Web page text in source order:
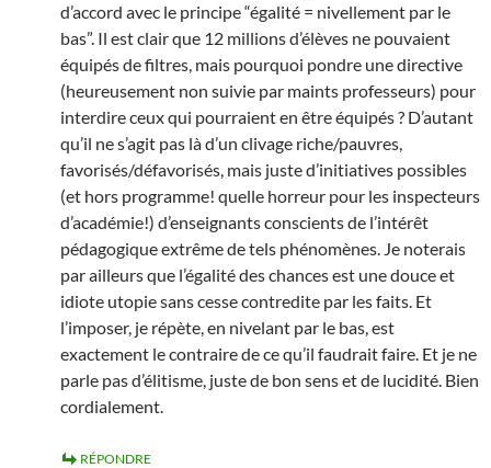
d’accord avec le principe “égalité = nivellement par le
bas”. Il est clair que 12 millions d’élèves ne pouvaient
équipés de filtres, mais pourquoi pondre une directive
(heureusement non suivie par maints professeurs) pour
interdire ceux qui pourraient en être équipés ? D’autant
qu’il ne s’agit pas là d’un clivage riche/pauvres,
favorisés/défavorisés, mais juste d’initiatives possibles
(et hors programme! quelle horreur pour les inspecteurs
d’académie!) d’enseignants conscients de l’intérêt
pédagogique extrême de tels phénomènes. Je noterais
par ailleurs que l’égalité des chances est une douce et
idiote utopie sans cesse contredite par les faits. Et
l’imposer, je répète, en nivelant par le bas, est
exactement le contraire de ce qu’il faudrait faire. Et je ne
parle pas d’élitisme, juste de bon sens et de lucidité. Bien
cordialement.
RÉPONDRE